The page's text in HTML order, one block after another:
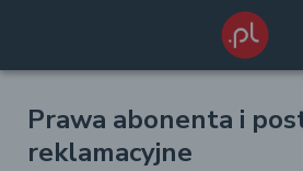
Prawa abonenta i
reklamacyjne